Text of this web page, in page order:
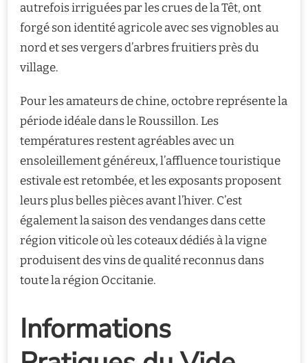
autrefois irriguées par les crues de la Têt, ont
forgé son identité agricole avec ses vignobles au
nord et ses vergers d’arbres fruitiers près du
village.
Pour les amateurs de chine, octobre représente la
période idéale dans le Roussillon. Les
températures restent agréables avec un
ensoleillement généreux, l’affluence touristique
estivale est retombée, et les exposants proposent
leurs plus belles pièces avant l’hiver. C’est
également la saison des vendanges dans cette
région viticole où les coteaux dédiés à la vigne
produisent des vins de qualité reconnus dans
toute la région Occitanie.
Informations